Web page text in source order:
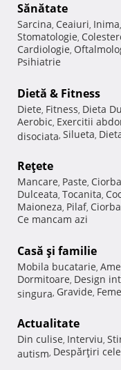
Sănătate
Sarcina, Ceaiuri, Inima,
Stomatologie,
Cardiologie,
Psihiatrie
Dietă & Fitness
Diete, Fitness, Dieta
Aerobic, Exercitii
disociata, Silueta,
Reţete
Mancare, Paste, Ciorba
Dulceata, Tocanita,
Maioneza, Pilaf,
Ce mancam azi
Casă şi familie
Mobila bucatarie,
Dormitoare, Design
singura, Gravide,
Actualitate
Din culise, Interviu,
autism, Despărţiri